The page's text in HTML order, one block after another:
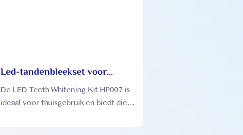
Led-tandenbleekset voor
thuisgebruik voor
mondverzorging HP007
De LED Teeth Whitening Kit HP007 is
ideaal voor thuisgebruik en biedt diepe